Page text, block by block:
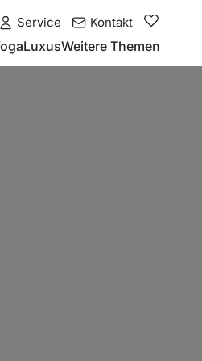
Service Kontakt
LuxusWeitere Themen